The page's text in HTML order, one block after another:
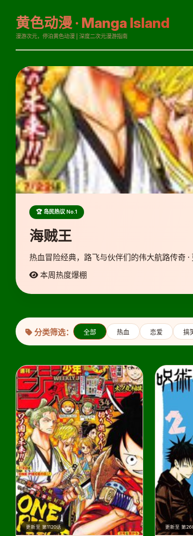
黄色动漫 · Manga Island
漫游次元，停泊黄色动漫 | 深度二次元漫游指南
🏆 岛民热议 No.1
海贼王
热血冒险经典，路飞与伙伴们的伟大航路传奇 ·
本周热度爆棚
分类筛选： 全部 热血 恋爱 搞
更新至 第1120话 更新至 第